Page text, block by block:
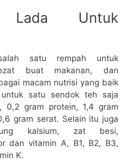
Lada Untuk
satu rempah untuk
buat makanan, dan
macam nutrisi yang baik
satu sendok teh saja
0,2 gram protein, 1,4 gram
gram serat. Selain itu juga
kalsium, zat besi,
dan vitamin A, B1, B2, B3,
K.